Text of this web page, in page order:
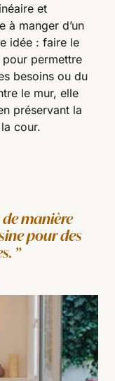
et
à manger d’un
idée : faire le
pour permettre
besoins ou du
le mur, elle
préservant la
cour.
manière
pour des